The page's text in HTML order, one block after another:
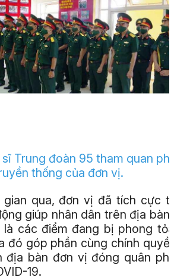
sĩ Trung đoàn 95 tham quan
thống của đơn vị.
gian qua, đơn vị đã tích cực
giúp nhân dân trên địa bàn
là các điểm đang bị phong
đó góp phần cùng chính
địa bàn đơn vị đóng quân
19.